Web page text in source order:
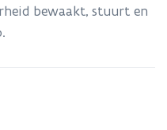
bewaakt, stuurt en